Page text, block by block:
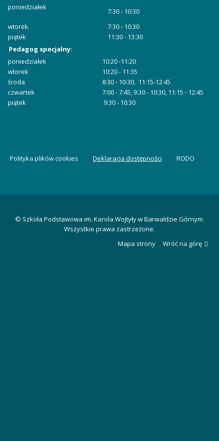
poniedziałek
7:30 - 10:30
wtorek
7:30 - 10:30
piątek
11:30 - 13:30
Pedagog specjalny:
poniedziałek
10:20 -11:20
wtorek
10:20 - 11:35
środa
8:30 - 10:30, 11:15-12:45
czwartek
7:00 - 7:45, 9:30 - 10:30, 11:15 - 12:45
piątek
9:30 - 10:30
Polityka plików cookies Deklaracja dostępności RODO
© Szkoła Podstawowa im. Karola Wojtyły w Barwałdzie Górnym.
Wszystkie prawa zastrzeżone.
Mapa strony
Wróć na górę